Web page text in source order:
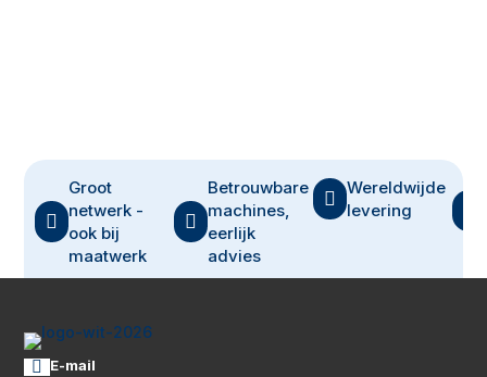

Groot
netwerk -
ook bij
maatwerk

Betrouwbare
machines,
eerlijk
advies

Wereldwijde
levering
 E-mail